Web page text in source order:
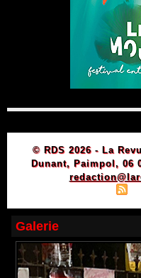
© RDS 2026 - La
Dunant, Paimpol, 06
Galerie